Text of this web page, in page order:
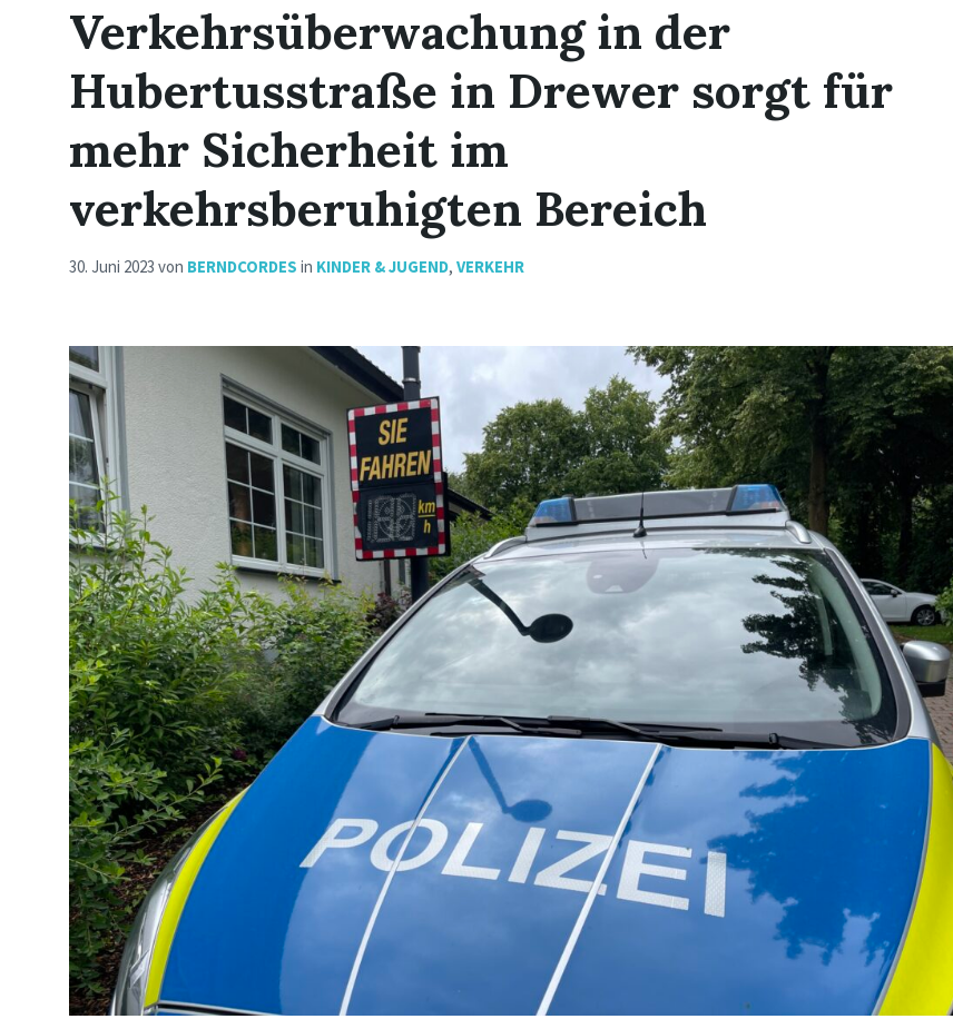
Verkehrsüberwachung in der
Hubertusstraße in Drewer sorgt für
mehr Sicherheit im
verkehrsberuhigten Bereich
30. Juni 2023 von BERNDCORDES in KINDER & JUGEND, VERKEHR